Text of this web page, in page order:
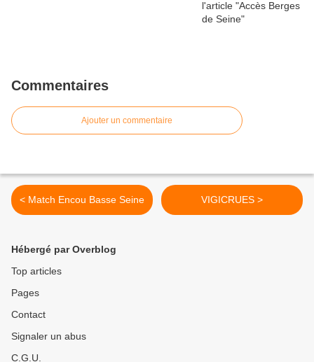
Commentaires
Ajouter un commentaire
< Match Encou Basse Seine VIGICRUES >
Hébergé par Overblog
Top articles
Pages
Contact
Signaler un abus
C.G.U.